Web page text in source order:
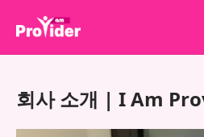
회사 소개
회사 소개 | I Am